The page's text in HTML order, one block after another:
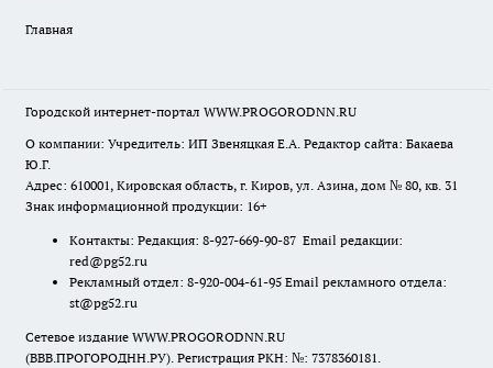
Главная
Городской интернет-портал WWW.PROGORODNN.RU
О компании: Учредитель: ИП Звеняцкая Е.А. Редактор сайта: Бакаева
Ю.Г.
Адрес: 610001, Кировская область, г. Киров, ул. Азина, дом № 80, кв. 31
Знак информационной продукции: 16+
Контакты: Редакция: 8-927-669-90-87 Email редакции:
red@pg52.ru
Рекламный отдел: 8-920-004-61-95 Email рекламного отдела:
st@pg52.ru
Сетевое издание WWW.PROGORODNN.RU
(ВВВ.ПРОГОРОДНН.РУ). Регистрация РКН: №: 7378360181.